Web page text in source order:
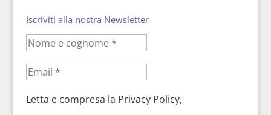
Iscriviti alla nostra Newsletter
Letta e compresa la Privacy Policy,